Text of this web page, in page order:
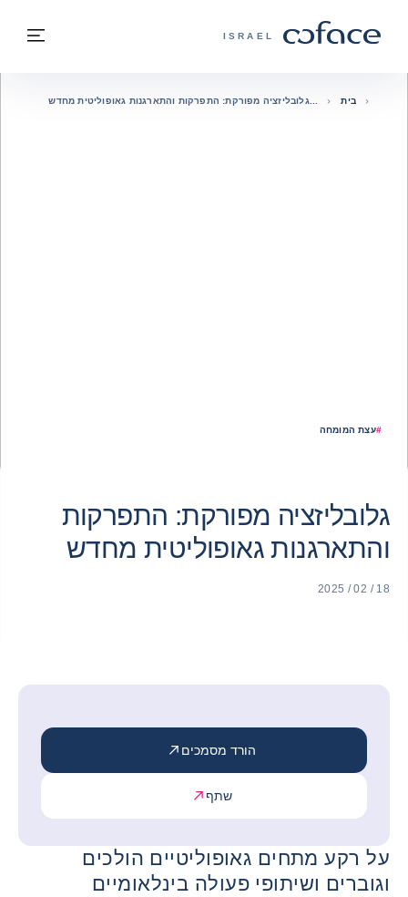
COFACE - אתר הקבוצה
ISRAEL
בחזרה לעמוד הבית
#עצת המומחה
בית גלובליזציה מפורקת: התפרקות והתארגנות גאופוליטית מחדש
גלובליזציה מפורקת: התפרקות
והתארגנות גאופוליטית מחדש
18 / 02 / 2025
הורד מסמכים
שתף
על רקע מתחים גאופוליטיים הולכים
וגוברים ושיתופי פעולה בינלאומיים